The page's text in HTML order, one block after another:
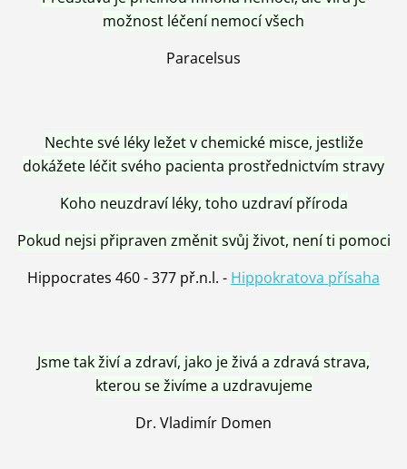
možnost léčení nemocí všech
Paracelsus
Nechte své léky ležet v chemické misce, jestliže
dokážete léčit svého pacienta prostřednictvím stravy
Koho neuzdraví léky, toho uzdraví příroda
Pokud nejsi připraven změnit svůj život, není ti pomoci
Hippocrates 460 - 377 př.n.l. - Hippokratova přísaha
Jsme tak živí a zdraví, jako je živá a zdravá strava,
kterou se živíme a uzdravujeme
Dr. Vladimír Domen